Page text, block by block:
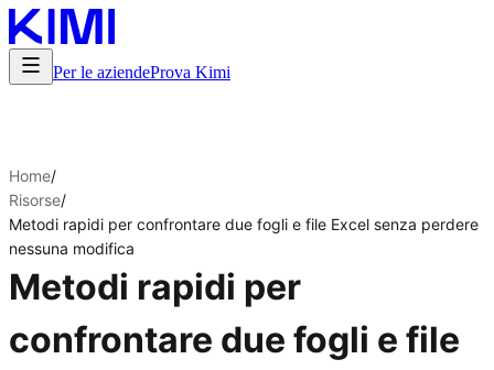
Per le aziendeProva Kimi
Home/
Risorse/
Metodi rapidi per confrontare due fogli e file Excel senza perdere
nessuna modifica
Metodi rapidi per
confrontare due fogli e file